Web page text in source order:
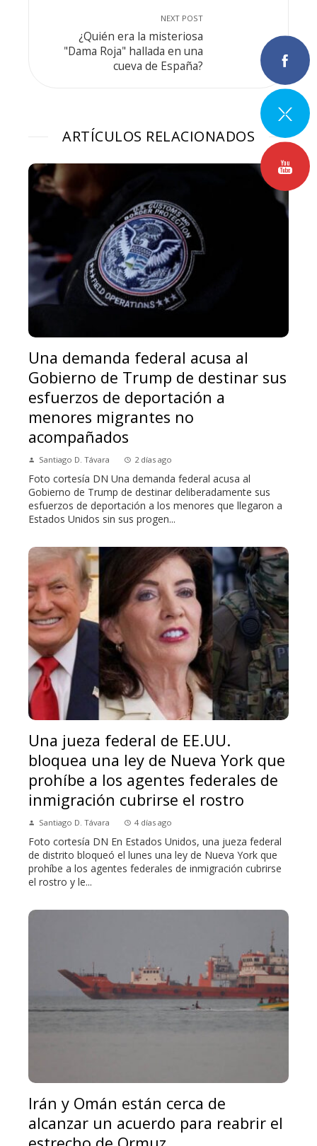
NEXT POST
¿Quién era la misteriosa
"Dama Roja" hallada en una
cueva de España?
ARTÍCULOS RELACIONADOS
Una demanda federal acusa al
Gobierno de Trump de destinar sus
esfuerzos de deportación a
menores migrantes no
acompañados
Santiago D. Távara 2 días ago
Foto cortesía DN Una demanda federal acusa al
Gobierno de Trump de destinar deliberadamente sus
esfuerzos de deportación a los menores que llegaron a
Estados Unidos sin sus progen...
Una jueza federal de EE.UU.
bloquea una ley de Nueva York que
prohíbe a los agentes federales de
inmigración cubrirse el rostro
Santiago D. Távara 4 días ago
Foto cortesía DN En Estados Unidos, una jueza federal
de distrito bloqueó el lunes una ley de Nueva York que
prohíbe a los agentes federales de inmigración cubrirse
el rostro y le...
Irán y Omán están cerca de
alcanzar un acuerdo para reabrir el